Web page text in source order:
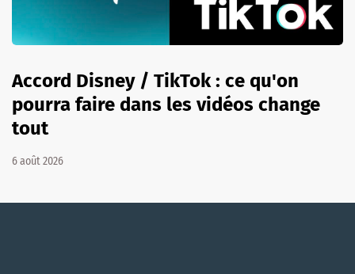
Accord Disney / TikTok : ce qu'on
pourra faire dans les vidéos change
tout
6 août 2026